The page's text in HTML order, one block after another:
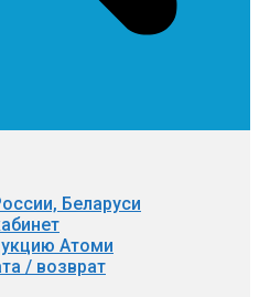
Беларуси
Атоми
/ возврат